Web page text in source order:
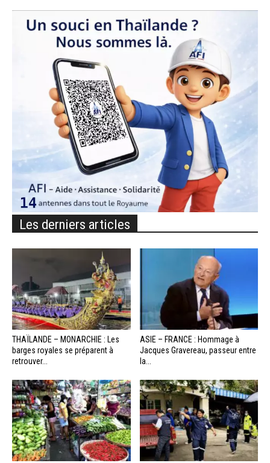
Les derniers articles
THAÏLANDE – MONARCHIE : Les
barges royales se préparent à
retrouver...
ASIE – FRANCE : Hommage à
Jacques Gravereau, passeur entre
la...